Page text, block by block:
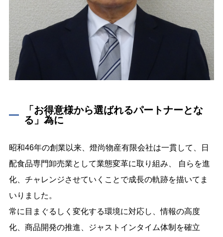
「お得意様から選ばれるパートナーとな
る」為に
昭和46年の創業以来、燈尚物産有限会社は一貫して、日
配食品専門卸売業として業態変革に取り組み、 自らを進
化、チャレンジさせていくことで成長の軌跡を描いてま
いりました。
常に目まぐるしく変化する環境に対応し、情報の高度
化、商品開発の推進、ジャストインタイム体制を確立